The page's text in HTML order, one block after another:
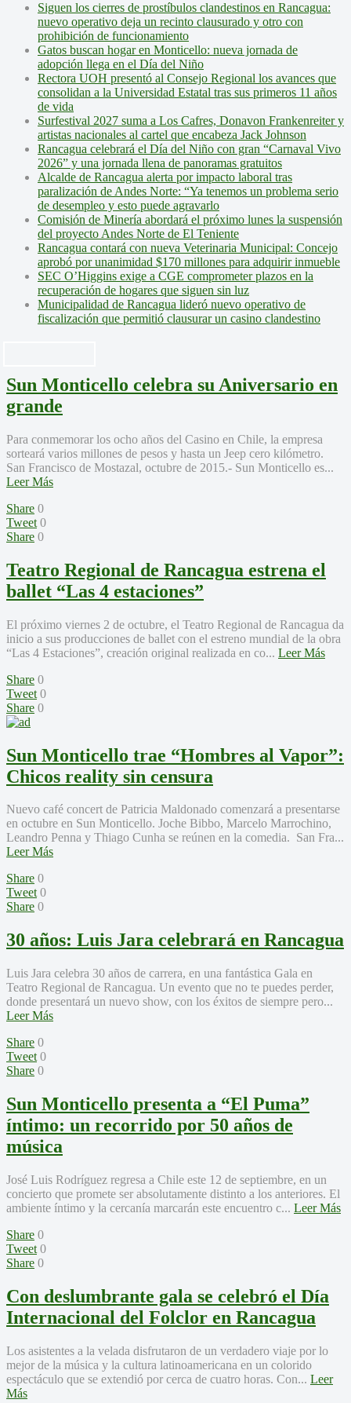
Siguen los cierres de prostíbulos clandestinos en Rancagua:
nuevo operativo deja un recinto clausurado y otro con
prohibición de funcionamiento
Gatos buscan hogar en Monticello: nueva jornada de
adopción llega en el Día del Niño
Rectora UOH presentó al Consejo Regional los avances que
consolidan a la Universidad Estatal tras sus primeros 11 años
de vida
Surfestival 2027 suma a Los Cafres, Donavon Frankenreiter y
artistas nacionales al cartel que encabeza Jack Johnson
Rancagua celebrará el Día del Niño con gran “Carnaval Vivo
2026” y una jornada llena de panoramas gratuitos
Alcalde de Rancagua alerta por impacto laboral tras
paralización de Andes Norte: “Ya tenemos un problema serio
de desempleo y esto puede agravarlo
Comisión de Minería abordará el próximo lunes la suspensión
del proyecto Andes Norte de El Teniente
Rancagua contará con nueva Veterinaria Municipal: Concejo
aprobó por unanimidad $170 millones para adquirir inmueble
SEC O’Higgins exige a CGE comprometer plazos en la
recuperación de hogares que siguen sin luz
Municipalidad de Rancagua lideró nuevo operativo de
fiscalización que permitió clausurar un casino clandestino
Sun Monticello celebra su Aniversario en
grande
Para conmemorar los ocho años del Casino en Chile, la empresa
sorteará varios millones de pesos y hasta un Jeep cero kilómetro.
San Francisco de Mostazal, octubre de 2015.- Sun Monticello es...
Leer Más
Share 0
Tweet 0
Share 0
Teatro Regional de Rancagua estrena el
ballet “Las 4 estaciones”
El próximo viernes 2 de octubre, el Teatro Regional de Rancagua da
inicio a sus producciones de ballet con el estreno mundial de la obra
“Las 4 Estaciones”, creación original realizada en co... Leer Más
Share 0
Tweet 0
Share 0
Sun Monticello trae “Hombres al Vapor”:
Chicos reality sin censura
Nuevo café concert de Patricia Maldonado comenzará a presentarse
en octubre en Sun Monticello. Joche Bibbo, Marcelo Marrochino,
Leandro Penna y Thiago Cunha se reúnen en la comedia. San Fra...
Leer Más
Share 0
Tweet 0
Share 0
30 años: Luis Jara celebrará en Rancagua
Luis Jara celebra 30 años de carrera, en una fantástica Gala en
Teatro Regional de Rancagua. Un evento que no te puedes perder,
donde presentará un nuevo show, con los éxitos de siempre pero...
Leer Más
Share 0
Tweet 0
Share 0
Sun Monticello presenta a “El Puma”
íntimo: un recorrido por 50 años de
música
José Luis Rodríguez regresa a Chile este 12 de septiembre, en un
concierto que promete ser absolutamente distinto a los anteriores. El
ambiente íntimo y la cercanía marcarán este encuentro c... Leer Más
Share 0
Tweet 0
Share 0
Con deslumbrante gala se celebró el Día
Internacional del Folclor en Rancagua
Los asistentes a la velada disfrutaron de un verdadero viaje por lo
mejor de la música y la cultura latinoamericana en un colorido
espectáculo que se extendió por cerca de cuatro horas. Con... Leer
Más